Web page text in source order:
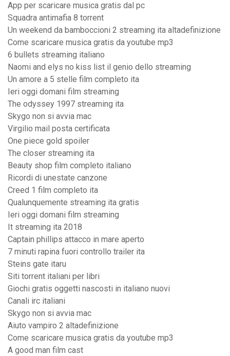
App per scaricare musica gratis dal pc
Squadra antimafia 8 torrent
Un weekend da bamboccioni 2 streaming ita altadefinizione
Come scaricare musica gratis da youtube mp3
6 bullets streaming italiano
Naomi and elys no kiss list il genio dello streaming
Un amore a 5 stelle film completo ita
Ieri oggi domani film streaming
The odyssey 1997 streaming ita
Skygo non si avvia mac
Virgilio mail posta certificata
One piece gold spoiler
The closer streaming ita
Beauty shop film completo italiano
Ricordi di unestate canzone
Creed 1 film completo ita
Qualunquemente streaming ita gratis
Ieri oggi domani film streaming
It streaming ita 2018
Captain phillips attacco in mare aperto
7 minuti rapina fuori controllo trailer ita
Steins gate itaru
Siti torrent italiani per libri
Giochi gratis oggetti nascosti in italiano nuovi
Canali irc italiani
Skygo non si avvia mac
Aiuto vampiro 2 altadefinizione
Come scaricare musica gratis da youtube mp3
A good man film cast